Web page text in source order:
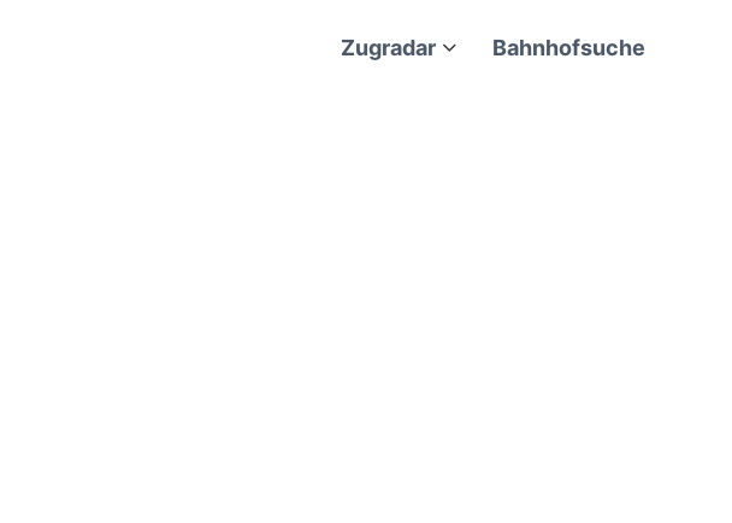
Zugradar Bahnhofsuche